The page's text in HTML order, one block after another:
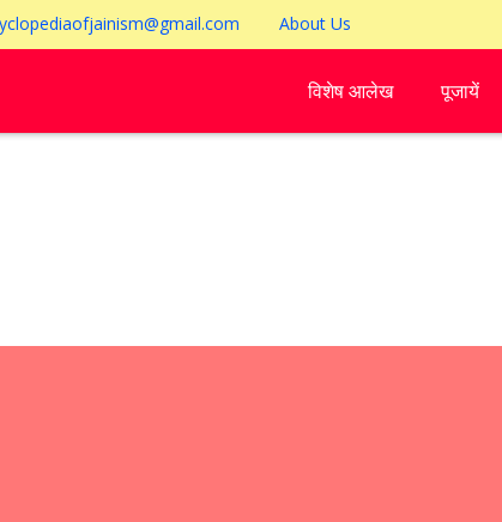
About Us
विशेष आलेख पूजायें